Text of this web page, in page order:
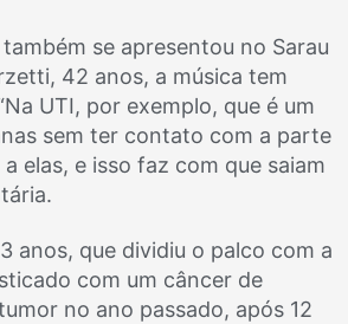
se apresentou no Sarau
42 anos, a música tem
UTI, por exemplo, que é um
sem ter contato com a parte
elas, e isso faz com que saiam
anos, que dividiu o palco com a
com um câncer de
no ano passado, após 12